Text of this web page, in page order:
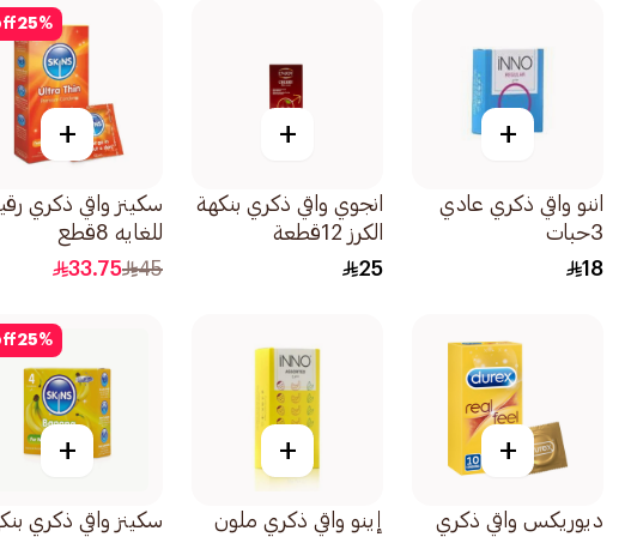
+
اننو واقي ذكري عادي
3حبات
18
+
انجوي واقي ذكري بنكهة
الكرز 12قطعة
25
25%
+
سكينز واقي ذكري
للغايه 8قطع
45
33.75
+
ديوريكس واقي ذكري
+
إينو واقي ذكري ملون
25%
+
سكينز واقي ذكري